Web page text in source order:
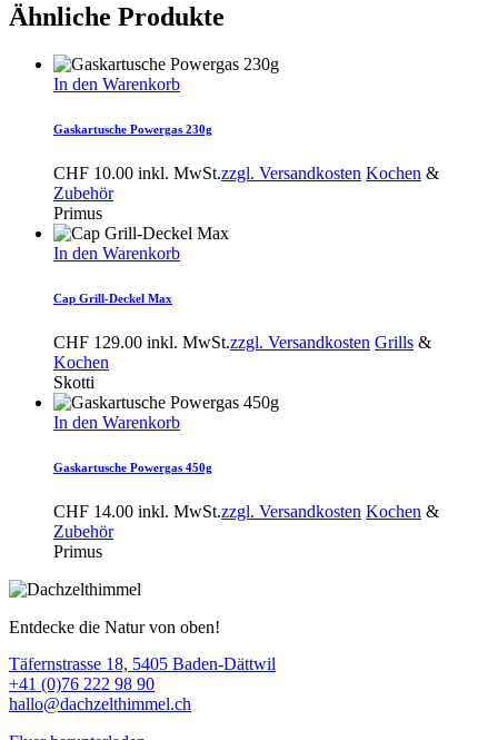
Ähnliche Produkte
In den Warenkorb
Gaskartusche Powergas 230g
CHF 10.00 inkl. MwSt.zzgl. Versandkosten Kochen &
Zubehör
Primus
In den Warenkorb
Cap Grill-Deckel Max
CHF 129.00 inkl. MwSt.zzgl. Versandkosten Grills &
Kochen
Skotti
In den Warenkorb
Gaskartusche Powergas 450g
CHF 14.00 inkl. MwSt.zzgl. Versandkosten Kochen &
Zubehör
Primus
Entdecke die Natur von oben!
Täfernstrasse 18, 5405 Baden-Dättwil
+41 (0)76 222 98 90
hallo@dachzelthimmel.ch